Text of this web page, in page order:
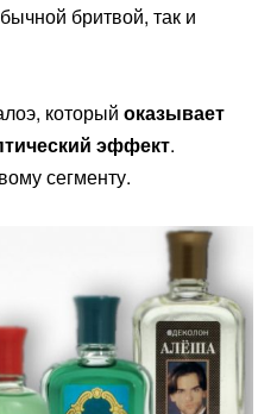
бритвой, так и
который оказывает
эффект.
сегменту.